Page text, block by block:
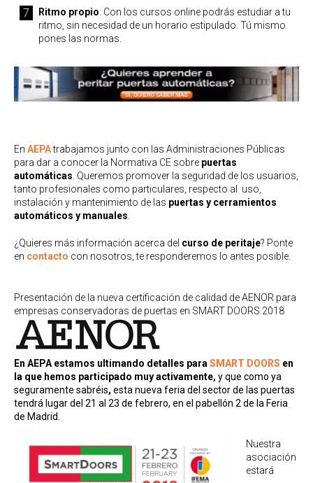
Ritmo propio: Con los cursos online podrás estudiar a tu
ritmo, sin necesidad de un horario estipulado. Tú mismo
pones las normas.
En AEPAtrabajamos junto con las Administraciones Públicas
para dar a conocer la Normativa CE sobre puertas
automáticas . Queremos promover la seguridad de los usuarios,
tanto profesionales como particulares, respecto al uso,
instalación y mantenimiento de las puertas y cerramientos
automáticos y manuales
¿Quieres más información acerca del curso de peritaje? Ponte
en contacto con nosotros, te responderemos lo antes posible.
Presentación de la nueva certificación de calidad de AENOR para
empresas conservadoras de puertas en SMART DOORS 2018
En AEPA estamos ultimando detalles para SMART DOORS en
la que hemos participado muy activamente, y que como ya
seguramente sabréis, esta nueva feria del sector de las puertas
tendrá lugar del 21 al 23 de febrero, en el pabellón 2 de la Feria
de Madrid.
Nuestra
asociación
estará